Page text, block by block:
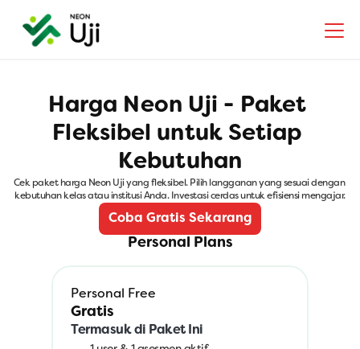
Harga Neon Uji - Paket
Fleksibel untuk Setiap
Kebutuhan
Cek paket harga Neon Uji yang fleksibel. Pilih langganan yang sesuai dengan
kebutuhan kelas atau institusi Anda. Investasi cerdas untuk efisiensi mengajar.
Coba Gratis Sekarang
Personal Plans
Personal Free
Gratis
Termasuk di Paket Ini